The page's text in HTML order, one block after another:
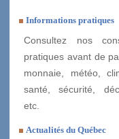
Informations pratiques
Consultez nos
pratiques avant de
monnaie, météo,
santé, sécurité,
etc.
Actualités du Québec